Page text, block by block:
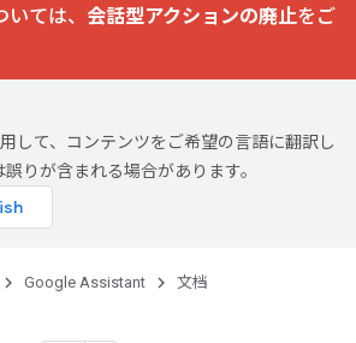
ては、 会話型アクションの廃止をご
して、コンテンツをご希望の言語に翻訳し
りが含まれる場合があります。
Google Assistant
文档